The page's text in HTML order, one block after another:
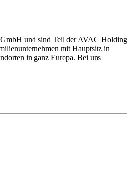
und sind Teil der AVAG Holding
mit Hauptsitz in
in ganz Europa. Bei uns